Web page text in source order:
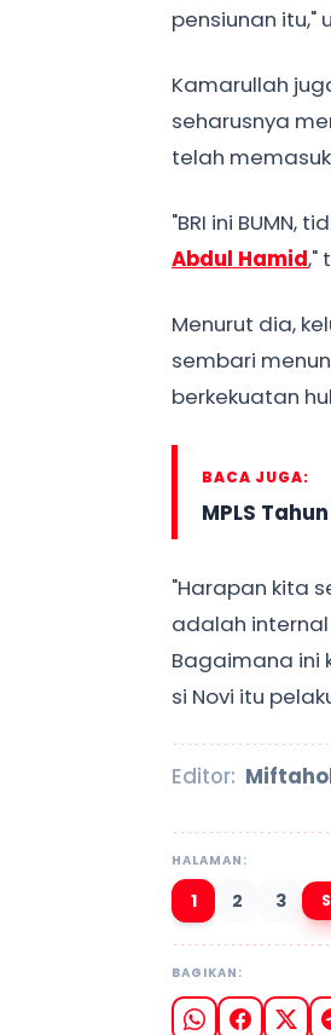
pensiunan itu,"
Kamarullah
seharusnya
telah
"BRI ini
Abdul Hamid,"
Menurut dia,
sembari
berkekuatan
BACA JUGA:
MPLS
"Harapan kita
adalah internal
Bagaimana ini
si Novi itu
Editor:
HALAMAN:
1 2 3
BAGIKAN: